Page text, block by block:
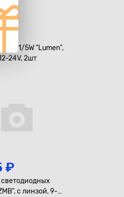
₽
P21/5W "Lumen",
24V, 2шт
₽
с линзой, 9-